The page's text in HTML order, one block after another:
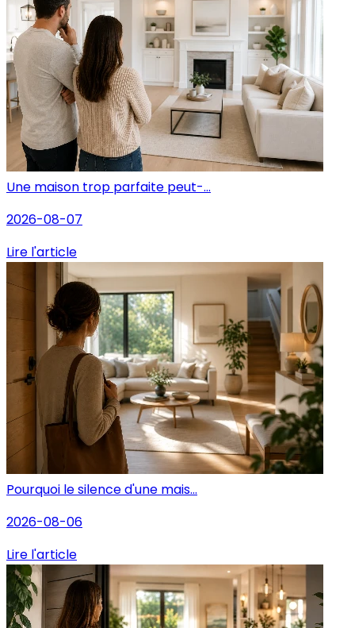
Une maison trop parfaite peut-...
2026-08-07
Lire l'article
Pourquoi le silence d'une mais...
2026-08-06
Lire l'article